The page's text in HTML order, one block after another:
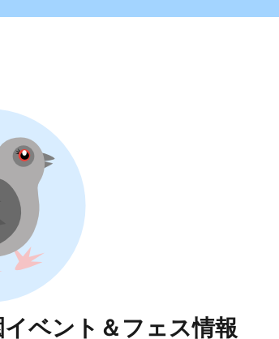
ベント＆フェス情報